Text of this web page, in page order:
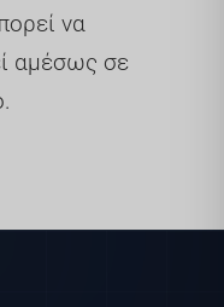
να
αμέσως σε